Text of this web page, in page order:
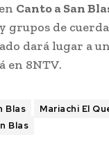
Canto a San
grupos de
dará lugar a
en 8NTV.
Blas Mariachi El
Blas